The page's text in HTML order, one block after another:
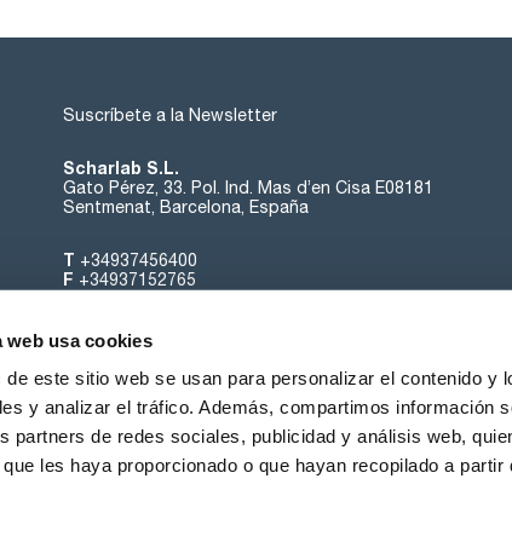
web usa cookies
de este sitio web se usan para personalizar el contenido y
y analizar el tráfico. Además, compartimos información
partners de redes sociales, publicidad y análisis web,
les haya proporcionado o que hayan recopilado a
PP: Los filtros de PP (polipropileno)
PES: Los filtros de jeringa estériles
filtración de medios de cultivo, ya que
un nivel de extraíbles muy bajo,
Suscríbete a la Newsletter
Scharlab S.L.
Gato Pérez, 33. Pol. Ind. Mas d’en Cisa E08181
Sentmenat, Barcelona, España
T +34937456400
F +34937152765
Sobre nosotros Contacta
Uso